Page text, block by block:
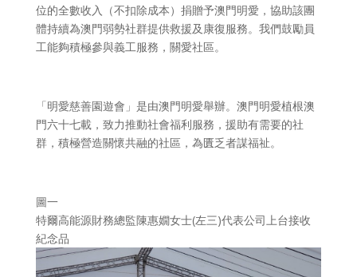
位的全數收入（不扣除成本）捐贈予澳門明愛，協助該團
體持續為澳門弱勢社群提供救援及康復服務。我們鼓勵員
工能夠積極參與義工服務，關愛社區。
「明愛慈善園遊會」是由澳門明愛舉辦。澳門明愛植根澳
門六十七載，致力推動社會福利服務，援助有需要的社
群，積極營造關懷共融的社區，為匱乏者謀福祉。
圖一
特爾高能源財務總監陳惠嫺女士(左三)代表公司上台接收
紀念品